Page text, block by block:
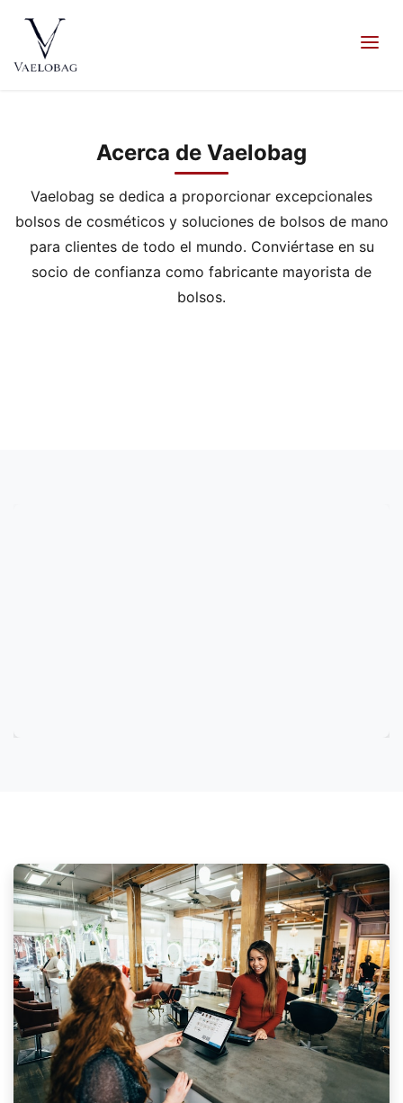
Vaelobag
Acerca de Vaelobag
Vaelobag se dedica a proporcionar excepcionales
bolsos de cosméticos y soluciones de bolsos de mano
para clientes de todo el mundo. Conviértase en su
socio de confianza como fabricante mayorista de
bolsos.